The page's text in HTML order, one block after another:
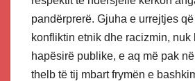
pandërprerë. Gjuha e urrejtjes
konfliktin etnik dhe racizmin,
hapësirë publike, e aq më pak
thelb të tij mbart frymën e